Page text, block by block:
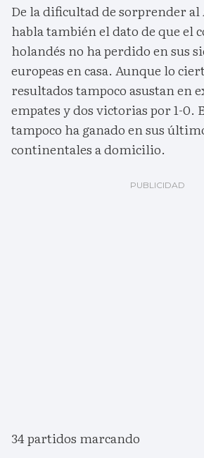
De la dificultad de sorprender al
habla también el dato de que el
holandés no ha perdido en sus
europeas en casa. Aunque lo
resultados tampoco asustan en
empates y dos victorias por 1-0.
tampoco ha ganado en sus
continentales a domicilio.
34 partidos marcando